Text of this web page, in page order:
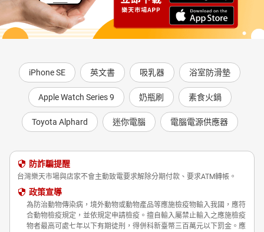
iPhone SE 英文書 吸乳器 浴室防滑墊
Apple Watch Series 9 奶瓶刷 素食火鍋
Toyota Alphard 迷你電腦 電腦電源供應器
防詐騙提醒
台灣樂天市場與店家不會主動致電要求解除分期付款、要求ATM轉帳。
政策宣導
為防治動物傳染病，境外動物或動物產品等應施檢疫物輸入我國，應符
合動物檢疫規定，並依規定申請檢疫。擅自輸入屬禁止輸入之應施檢疫
物者最高可處七年以下有期徒刑，得併科新臺幣三百萬元以下罰金。應